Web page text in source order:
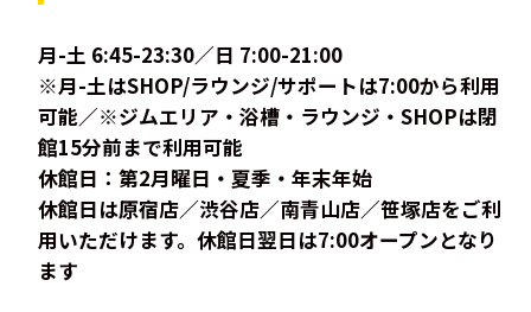
月-土 6:45-23:30／日 7:00-21:00
※月-土はSHOP/ラウンジ/サポートは7:00から利用
可能／※ジムエリア・浴槽・ラウンジ・SHOPは閉
館15分前まで利用可能
休館日：第2月曜日・夏季・年末年始
休館日は原宿店／渋谷店／南青山店／笹塚店をご利
用いただけます。休館日翌日は7:00オープンとなり
ます